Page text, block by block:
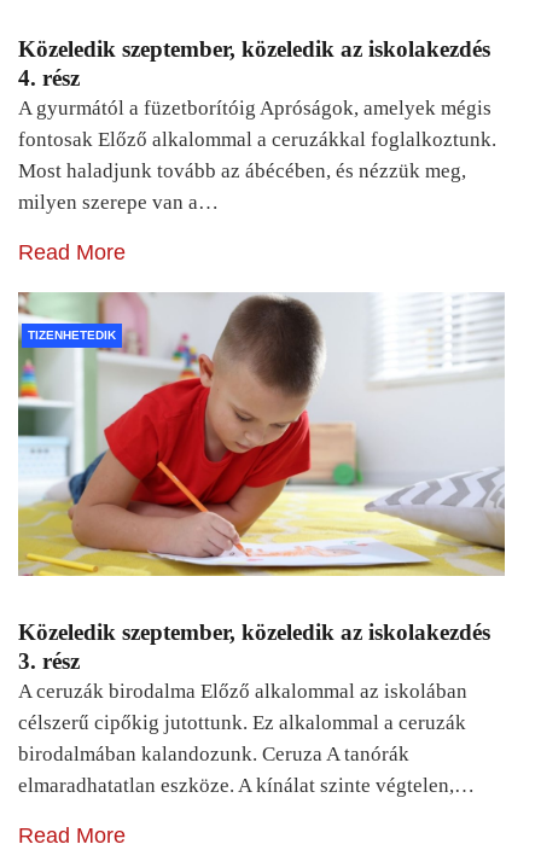
Közeledik szeptember, közeledik az iskolakezdés
4. rész
A gyurmától a füzetborítóig Apróságok, amelyek mégis
fontosak Előző alkalommal a ceruzákkal foglalkoztunk.
Most haladjunk tovább az ábécében, és nézzük meg,
milyen szerepe van a…
Read More
TIZENHETEDIK
Közeledik szeptember, közeledik az iskolakezdés
3. rész
A ceruzák birodalma Előző alkalommal az iskolában
célszerű cipőkig jutottunk. Ez alkalommal a ceruzák
birodalmában kalandozunk. Ceruza A tanórák
elmaradhatatlan eszköze. A kínálat szinte végtelen,…
Read More